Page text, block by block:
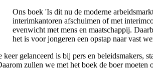
Ons boek 'Is dit nu de moderne
interimkantoren afschuimen of met
evenwicht met mens en maatschappij.
het is voor jongeren een opstap naar vast
keer gelanceerd is bij pers en beleidsmakers,
zullen we met het boek de boer